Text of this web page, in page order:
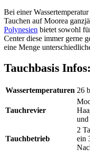
Bei einer
Tauchen auf Moorea
Polynesien bietet sowohl
Center diese immer gerne
eine Menge
Tauchbasis
Wassertemperaturen 26
Tauchrevier
und
Tauchbetrieb
2
ein